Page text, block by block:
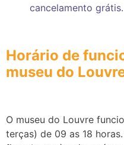
cancelamento grátis.
Horário de
museu do
O museu do Louvre funcio
terças) de 09 as 18